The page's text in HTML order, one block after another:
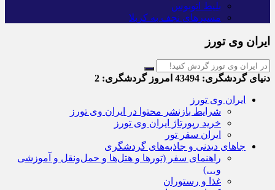
بلیط اتوبوس
مسیرهای نجف به کربلا
ایران وی تورز
دنیای گردشگری: امروز گردشگری:
ایران وی تورز
شرایط بازنشر محتوا در ایران وی تورز
خرید رپورتاژ ایران وی تورز
ایران سفر تور
جاهای دیدنی و جاذبه‌های گردشگری
راهنمای سفر (تورها و هتل‌ها و حمل‌و‌نقل و آموزشی
و…)
غذا و رستوران